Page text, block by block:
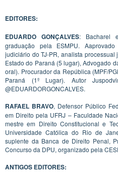
EDITORES:
EDUARDO GONÇALVES: Bacharel
graduação pela ESMPU.
judiciário do TJ-PR, analista
Estado do Paraná (5 lugar), Advogado
oral). Procurador da República (MPF/
Paraná (1º Lugar). Autor
@EDUARDORGONCALVES.
RAFAEL BRAVO, Defensor Público
em Direito pela UFRJ – Faculdade
mestre em Direito Constitucional e
Universidade Católica do Rio de
suplente da Banca de Direito Penal,
Concurso da DPU, organizado pela
ANTIGOS EDITORES: